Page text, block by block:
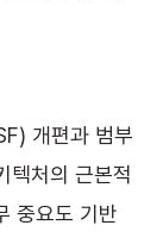
개편과 범부
텍처의 근본적
중요도 기반